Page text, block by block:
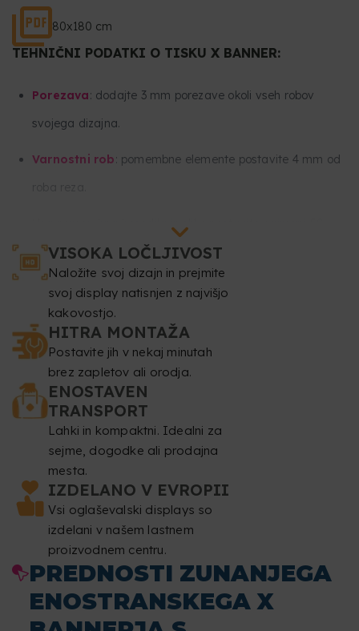
80x180 cm
TEHNIČNI PODATKI O TISKU X BANNER:
Porezava: dodajte 3 mm porezave okoli vseh robov
svojega dizajna.
Varnostni rob: pomembne elemente postavite 4 mm od
mm od spodnjega in 50 mm od zgornjega dela svojega
dizajna, saj so to območja, namenjena obročkom in
nateznim elementom.
Ločljivost
Barvni način: CMYK.
Format datoteke: PDF v merilu 1:1 (brez gesla).
Tipografija: pisave morajo biti vdelane ali pretvorjene v
krivulje.
Najmanjša velikost pisave: 60 pt.
Najmanjša debelina črte
Pregled datotek: ne izvajamo pravopisne kontrole niti
VISOKA LOČLJIVOST
Naložite svoj dizajn in prejmite
svoj display natisnjen z najvišjo
kakovostjo.
HITRA MONTAŽA
Postavite jih v nekaj minutah
brez zapletov ali orodja.
ENOSTAVEN
TRANSPORT
Lahki in kompaktni. Idealni za
sejme, dogodke ali prodajna
mesta.
IZDELANO V EVROPII
Vsi oglaševalski displays so
izdelani v našem lastnem
proizvodnem centru.
PREDNOSTI ZUNANJEGA
ENOSTRANSKEGA X